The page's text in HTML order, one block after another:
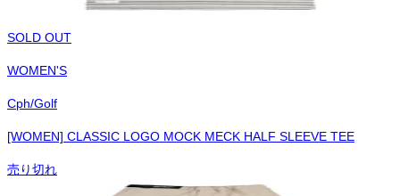
SOLD OUT
WOMEN'S
Cph/Golf
[WOMEN] CLASSIC LOGO MOCK MECK HALF SLEEVE TEE
売り切れ